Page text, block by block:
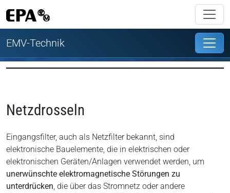
EMV-Technik
Netzdrosseln
Eingangsfilter, auch als Netzfilter bekannt, sind
elektronische Bauelemente, die in elektrischen oder
elektronischen Geräten/Anlagen verwendet werden, um
unerwünschte elektromagnetische Störungen zu
unterdrücken, die über das Stromnetz oder andere